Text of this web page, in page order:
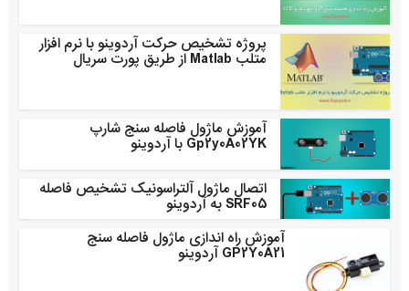
پروژه تشخیص حرکت آردوینو با نرم افزار
متلب Matlab از طریق پورت سریال
آموزش ماژول فاصله سنج شارپ
Gp2y0A02YK با ‌آردوینو
اتصال ماژول آلتراسونیک تشخیص فاصله
SRF05 به آردوینو
آموزش راه اندازی ماژول فاصله سنج
GP2Y0A21 آردوینو